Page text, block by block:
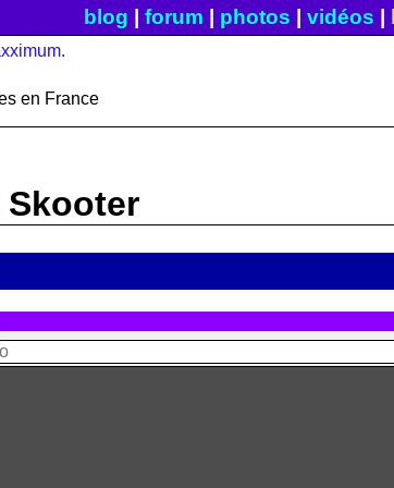
blog forum photos vidéos
en France